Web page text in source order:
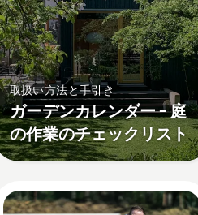
取扱い方法と手引き
ガーデンカレンダー – 庭
の作業のチェックリスト